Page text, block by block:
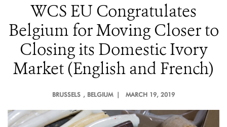
WCS EU Congratulates
Belgium for Moving Closer to
Closing its Domestic Ivory
Market (English and French)
BRUSSELS , BELGIUM | MARCH 19, 2019